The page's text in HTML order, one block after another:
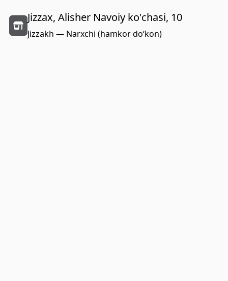
Jizzax, Alisher Navoiy ko'chasi, 10
Jizzakh — Narxchi (hamkor do‘kon)